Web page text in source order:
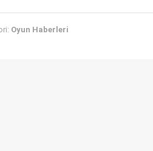
Oyun Haberleri